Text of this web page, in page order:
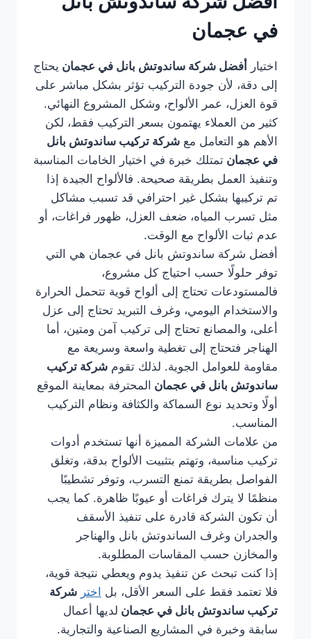
في عجمان
اختيار أفضل شركة ساندوتش بانل في عجمان يحتاج
إلى دقة، لأن جودة التركيب تؤثر بشكل مباشر على
قوة العزل، عمر الألواح، وشكل المشروع النهائي.
كثير من العملاء يهتمون بسعر التركيب فقط، لكن
الأهم هو التعامل مع شركة تركيب ساندوتش بانل
في عجمان تمتلك خبرة في اختيار الخامات المناسبة
وتنفيذ العمل بطريقة صحيحة. فالألواح الجيدة إذا
تم تركيبها بشكل غير احترافي قد تسبب مشاكل
مثل تسرب المياه، ضعف العزل، ظهور فراغات، أو
عدم ثبات الألواح مع الوقت.
أفضل شركة ساندوتش بانل في عجمان هي التي
توفر حلولًا حسب احتياج كل مشروع،
فالمستودعات تحتاج إلى ألواح قوية تتحمل الحرارة
والاستخدام اليومي، وغرف التبريد تحتاج إلى عزل
أعلى، والمصانع تحتاج إلى تركيب آمن ومتين، أما
الهناجر فتحتاج إلى تغطية واسعة وسريعة مع
مقاومة للعوامل الجوية. لذلك تقوم شركة تركيب
ساندوتش بانل في عجمان المحترفة بمعاينة الموقع
أولًا وتحديد نوع السماكة والكثافة ونظام التركيب
المناسب.
من علامات الشركة المميزة أنها تستخدم أدوات
تركيب مناسبة، وتهتم بتثبيت الألواح بدقة، وتغلق
الفواصل بطريقة تمنع التسرب، وتوفر تشطيبًا
منظمًا لا يترك فراغات أو عيوبًا ظاهرة. كما يجب
أن تكون الشركة قادرة على تنفيذ الأسقف
والجدران وغرف الساندوتش بانل والهناجر
والمخازن حسب المقاسات المطلوبة.
إذا كنت تبحث عن تنفيذ يدوم ويعطي نتيجة قوية،
فلا تعتمد فقط على السعر الأقل، بل اختر شركة
تركيب ساندوتش بانل في عجمان لديها أعمال
سابقة وخبرة في المشاريع الصناعية والتجارية.